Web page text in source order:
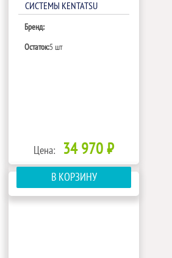
СИСТЕМЫ KENTATSU
Бренд:
Остаток:5 шт
Цена: 34 970 ₽
В КОРЗИНУ